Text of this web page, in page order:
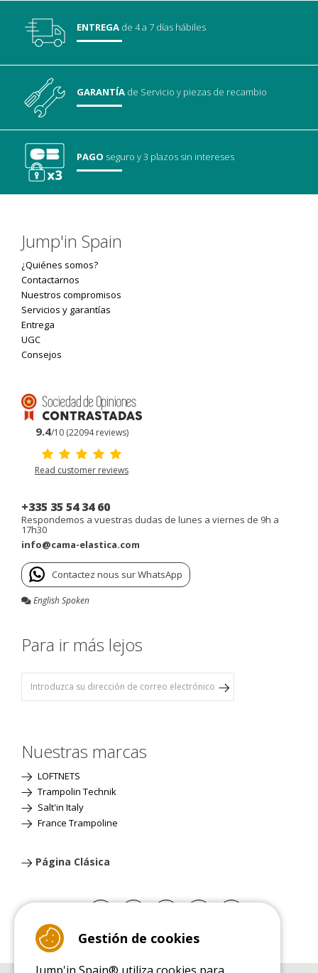
ENTREGA de 4 a 7 días hábiles
GARANTÍA de Servicioy piezas de recambio
PAGO seguroy 3 plazos sin intereses
Jump'in Spain
¿Quiénes somos?
Contactarnos
Nuestros compromisos
Servicios y garantías
Entrega
UGC
Consejos
9.4/10 (22094 reviews)
Read customer reviews
+335 35 54 34 60
Respondemos a vuestras dudas de lunes a viernes de 9h a
17h30
info@cama-elastica.com
Contactez nous sur WhatsApp
English Spoken
Para ir más lejos
Nuestras marcas
LOFTNETS
Trampolin Technik
Salt'in Italy
France Trampoline
Página Clásica
Gestión de cookies